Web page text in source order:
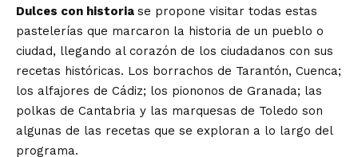
Dulces con historia se propone visitar todas estas
pastelerías que marcaron la historia de un pueblo o
ciudad, llegando al corazón de los ciudadanos con sus
recetas históricas. Los borrachos de Tarantón, Cuenca;
los alfajores de Cádiz; los piononos de Granada; las
polkas de Cantabria y las marquesas de Toledo son
algunas de las recetas que se exploran a lo largo del
programa.